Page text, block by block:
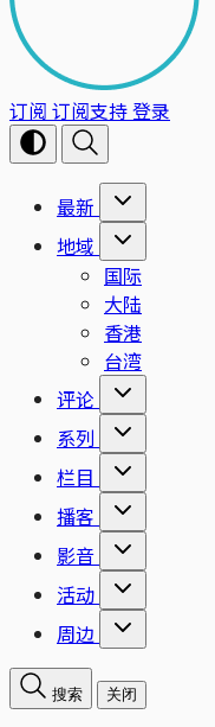
订阅 订阅支持登录
最新
地域
国际
大陆
香港
台湾
评论
系列
栏目
播客
影音
活动
周边
搜索 关闭